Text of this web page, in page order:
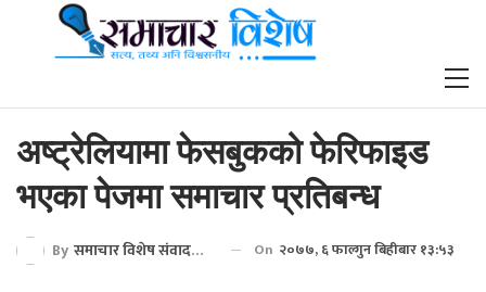
अष्ट्रेलियामा फेसबुकको फेरिफाइड
भएका पेजमा समाचार प्रतिबन्ध
By समाचार विशेष संवाददाता On २०७७, ६ फाल्गुन बिहीबार १३:५३